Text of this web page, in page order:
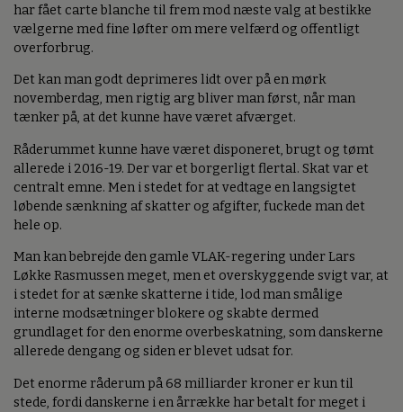
har fået carte blanche til frem mod næste valg at bestikke
vælgerne med fine løfter om mere velfærd og offentligt
overforbrug.
Det kan man godt deprimeres lidt over på en mørk
novemberdag, men rigtig arg bliver man først, når man
tænker på, at det kunne have været afværget.
Råderummet kunne have været disponeret, brugt og tømt
allerede i 2016-19. Der var et borgerligt flertal. Skat var et
centralt emne. Men i stedet for at vedtage en langsigtet
løbende sænkning af skatter og afgifter, fuckede man det
hele op.
Man kan bebrejde den gamle VLAK-regering under Lars
Løkke Rasmussen meget, men et overskyggende svigt var, at
i stedet for at sænke skatterne i tide, lod man smålige
interne modsætninger blokere og skabte dermed
grundlaget for den enorme overbeskatning, som danskerne
allerede dengang og siden er blevet udsat for.
Det enorme råderum på 68 milliarder kroner er kun til
stede, fordi danskerne i en årrække har betalt for meget i